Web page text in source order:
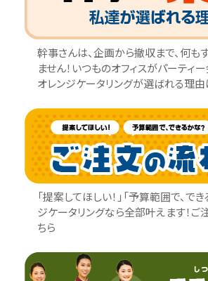
幹事さんは、企画から撤収まで、何も
ません！いつものオフィスがパーティ
オレンジケータリングが選ばれる理由
「提案してほしい！」「予算範囲で、で
ジケータリングなら全部叶えます！ご
ちら